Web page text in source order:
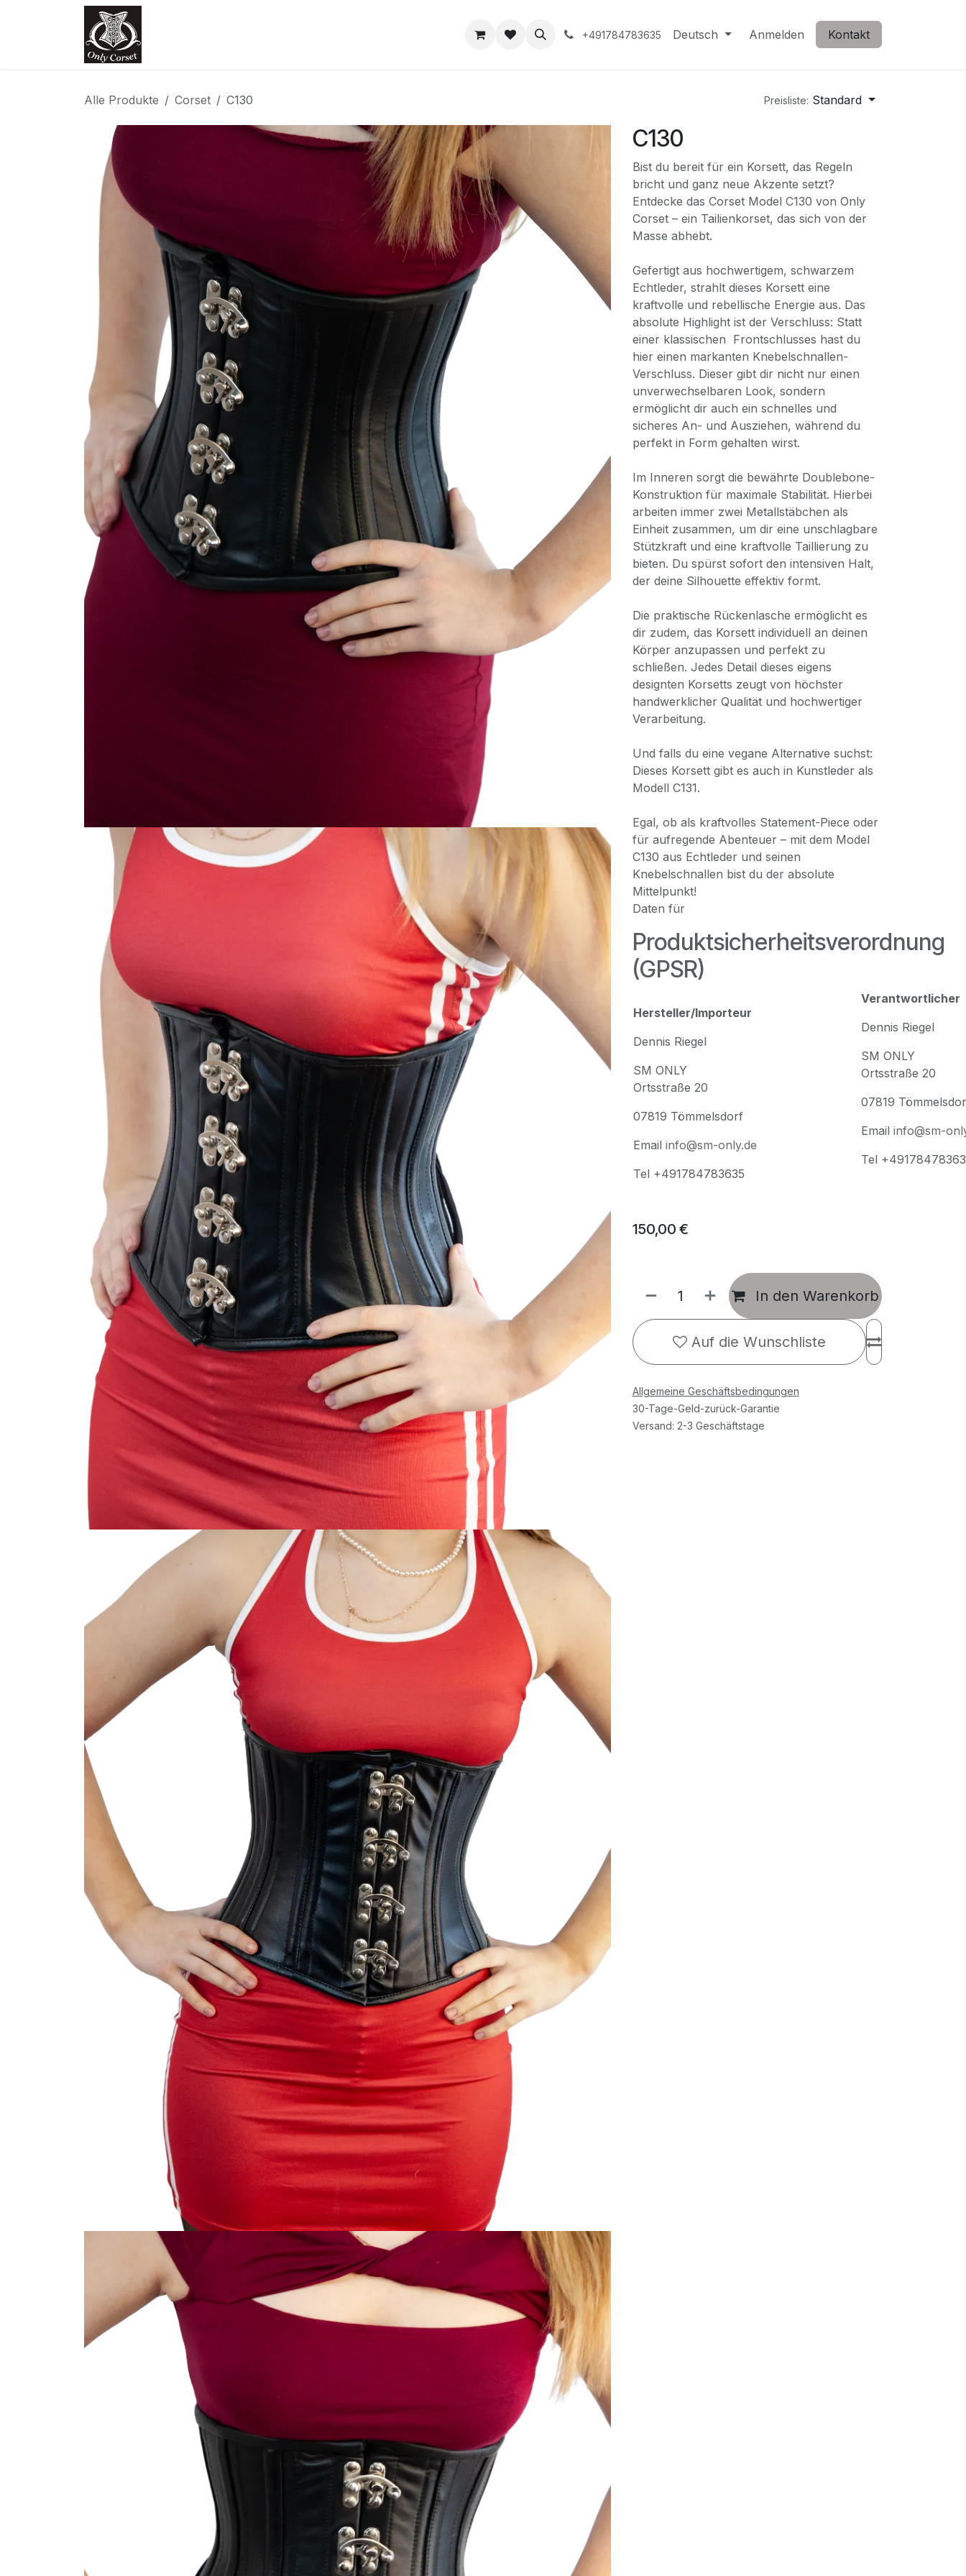
Zum Inhalt springen
+491784783635 Deutsch Anmelden Kontakt
Alle Produkte Corset C130 Preisliste: Standard
C130
Bist du bereit für ein Korsett, das Regeln
bricht und ganz neue Akzente setzt?
Entdecke das Corset Model C130 von Only
Corset – ein Tailienkorset, das sich von der
Masse abhebt.
Gefertigt aus hochwertigem, schwarzem
Echtleder, strahlt dieses Korsett eine
kraftvolle und rebellische Energie aus. Das
absolute Highlight ist der Verschluss: Statt
einer klassischen Frontschlusses hast du
hier einen markanten Knebelschnallen-
Verschluss. Dieser gibt dir nicht nur einen
unverwechselbaren Look, sondern
ermöglicht dir auch ein schnelles und
sicheres An- und Ausziehen, während du
perfekt in Form gehalten wirst.
Im Inneren sorgt die bewährte Doublebone-
Konstruktion für maximale Stabilität. Hierbei
arbeiten immer zwei Metallstäbchen als
Einheit zusammen, um dir eine unschlagbare
Stützkraft und eine kraftvolle Taillierung zu
bieten. Du spürst sofort den intensiven Halt,
der deine Silhouette effektiv formt.
Die praktische Rückenlasche ermöglicht es
dir zudem, das Korsett individuell an deinen
Körper anzupassen und perfekt zu
schließen. Jedes Detail dieses eigens
designten Korsetts zeugt von höchster
handwerklicher Qualität und hochwertiger
Verarbeitung.
Und falls du eine vegane Alternative suchst:
Dieses Korsett gibt es auch in Kunstleder als
Modell C131.
Egal, ob als kraftvolles Statement-Piece oder
für aufregende Abenteuer – mit dem Model
C130 aus Echtleder und seinen
Knebelschnallen bist du der absolute
Mittelpunkt!
Daten für
Produktsicherheitsverordnung
(GPSR)
Hersteller/Importeur
Dennis Riegel
SM ONLY
Ortsstraße 20
07819 Tömmelsdorf
Email info@sm-only.de
Tel +491784783635
Verantwortlicher
Dennis Riegel
SM ONLY
Ortsstraße 20
07819
Email info@sm-
Tel
150,00 €
In den Warenkorb
Auf die Wunschliste
Allgemeine Geschäftsbedingungen
30-Tage-Geld-zurück-Garantie
Versand: 2-3 Geschäftstage